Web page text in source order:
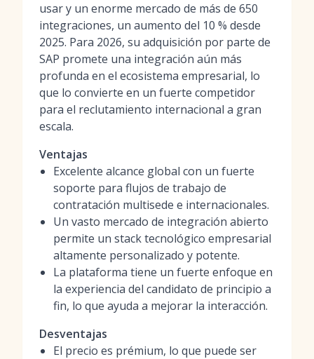
usar y un enorme mercado de más de 650
integraciones, un aumento del 10 % desde
2025. Para 2026, su adquisición por parte de
SAP promete una integración aún más
profunda en el ecosistema empresarial, lo
que lo convierte en un fuerte competidor
para el reclutamiento internacional a gran
escala.
Ventajas
Excelente alcance global con un fuerte
soporte para flujos de trabajo de
contratación multisede e internacionales.
Un vasto mercado de integración abierto
permite un stack tecnológico empresarial
altamente personalizado y potente.
La plataforma tiene un fuerte enfoque en
la experiencia del candidato de principio a
fin, lo que ayuda a mejorar la interacción.
Desventajas
El precio es prémium, lo que puede ser